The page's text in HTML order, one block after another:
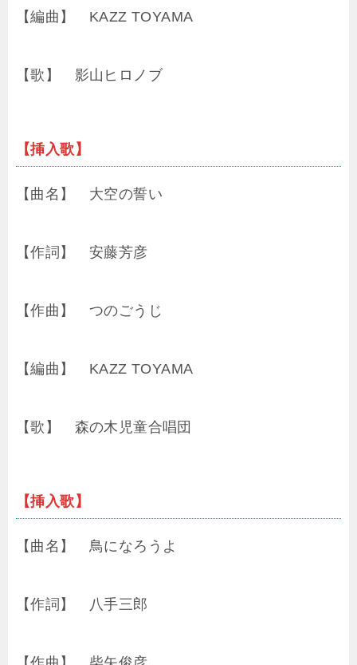
【編曲】 KAZZ TOYAMA
【歌】 影山ヒロノブ
【挿入歌】
【曲名】 大空の誓い
【作詞】 安藤芳彦
【作曲】 つのごうじ
【編曲】 KAZZ TOYAMA
【歌】 森の木児童合唱団
【挿入歌】
【曲名】 鳥になろうよ
【作詞】 八手三郎